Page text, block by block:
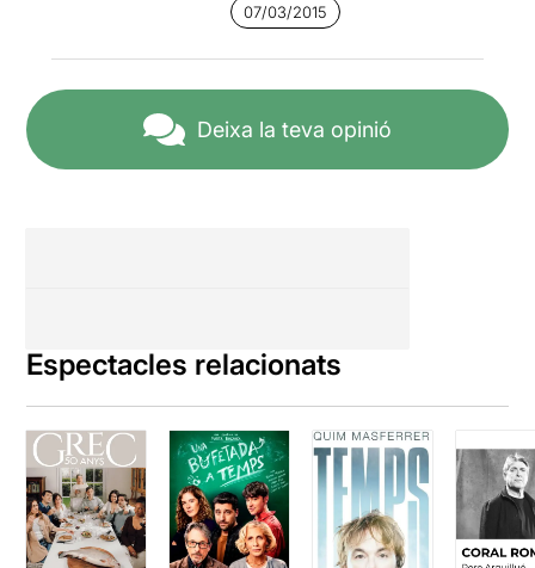
07/03/2015
Deixa la teva opinió
Espectacles relacionats